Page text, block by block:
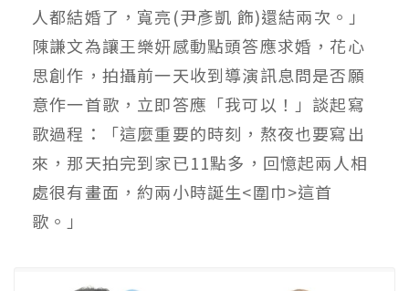
人都結婚了，寬亮(尹彥凱 飾)還結兩次。」
陳謙文為讓王樂妍感動點頭答應求婚，花心
思創作，拍攝前一天收到導演訊息問是否願
意作一首歌，立即答應「我可以！」談起寫
歌過程：「這麼重要的時刻，熬夜也要寫出
來，那天拍完到家已11點多，回憶起兩人相
處很有畫面，約兩小時誕生<圍巾>這首
歌。」